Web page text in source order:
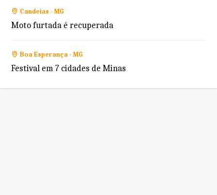
Candeias - MG
Moto furtada é recuperada
Boa Esperança - MG
Festival em 7 cidades de Minas